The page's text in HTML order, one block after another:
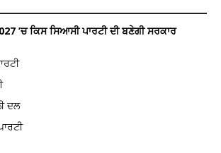
’ਚ ਕਿਸ ਸਿਆਸੀ ਪਾਰਟੀ ਦੀ ਬਣੇਗੀ ਸਰਕਾਰ
ਦਲ